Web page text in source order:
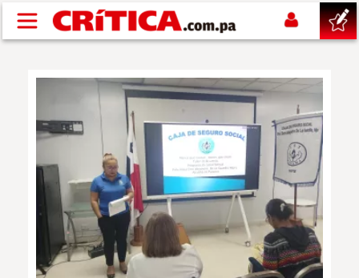
Pasar al contenido principal
POLÍTICA